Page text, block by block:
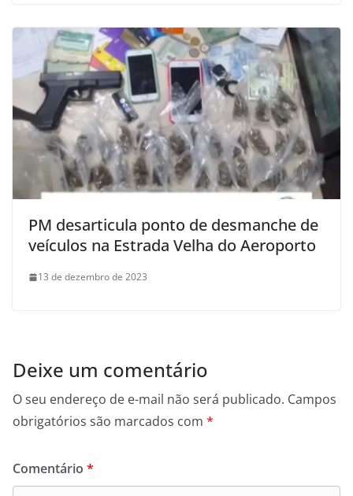
PM desarticula ponto de desmanche de
veículos na Estrada Velha do Aeroporto
13 de dezembro de 2023
Deixe um comentário
O seu endereço de e-mail não será publicado. Campos
obrigatórios são marcados com *
Comentário *